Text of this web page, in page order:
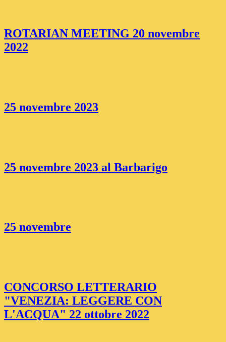
ROTARIAN MEETING 20 novembre
2022
25 novembre 2023
25 novembre 2023 al Barbarigo
25 novembre
CONCORSO LETTERARIO
"VENEZIA: LEGGERE CON
L'ACQUA" 22 ottobre 2022